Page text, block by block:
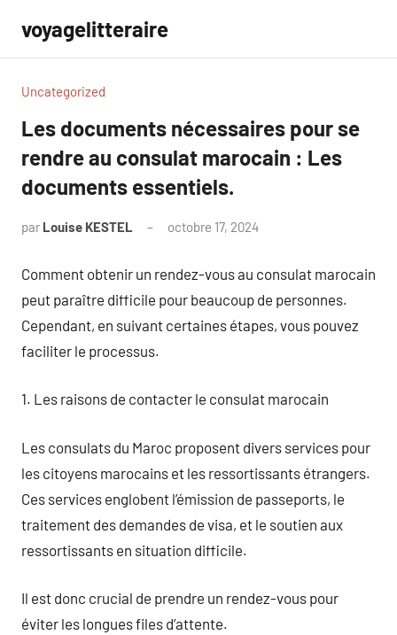
contenu
voyagelitteraire
Uncategorized
Les documents nécessaires pour se
rendre au consulat marocain : Les
documents essentiels.
par Louise KESTEL octobre 17, 2024
Comment obtenir un rendez-vous au consulat marocain
peut paraître difficile pour beaucoup de personnes.
Cependant, en suivant certaines étapes, vous pouvez
faciliter le processus.
1. Les raisons de contacter le consulat marocain
Les consulats du Maroc proposent divers services pour
les citoyens marocains et les ressortissants étrangers.
Ces services englobent l’émission de passeports, le
traitement des demandes de visa, et le soutien aux
ressortissants en situation difficile.
Il est donc crucial de prendre un rendez-vous pour
éviter les longues files d’attente.